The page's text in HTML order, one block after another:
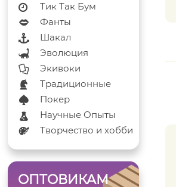
Тик Так Бум
Фанты
Шакал
Эволюция
Экивоки
Традиционные
Покер
Научные Опыты
Творчество и хобби
ОПТОВИКАМ